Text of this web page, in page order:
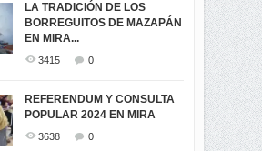
LA TRADICIÓN DE LOS
BORREGUITOS DE MAZAPÁN
EN MIRA...
3415 0
REFERENDUM Y CONSULTA
POPULAR 2024 EN MIRA
3638 0
MIRA
3441
TRIUNFO DE...
VIRTUALES ASAMBLEISTAS
POR LA PROVINCIA DEL
CARCHI...
MIRA.EC FUE
GALARDONADA